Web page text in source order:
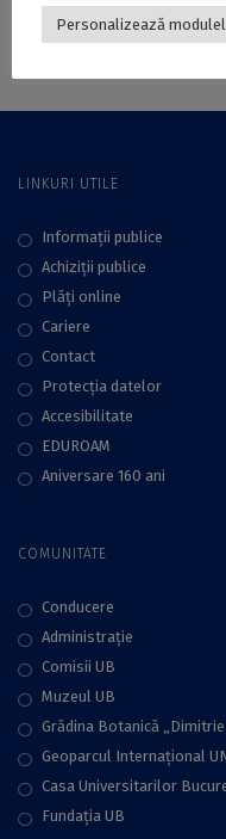
LINKURI UTILE
Informații publice
Achiziții publice
Plăţi online
Cariere
Contact
Protecţia datelor
Accesibilitate
EDUROAM
Aniversare 160 ani
COMUNITATE
Conducere
Administraţie
Comisii UB
Muzeul UB
Grădina Botanică
Geoparcul Internațional
Casa Universitarilor
Fundaţia UB
Personalizează